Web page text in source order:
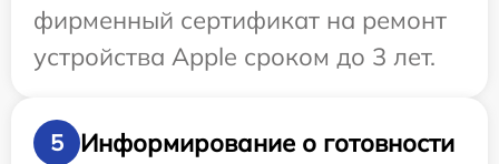
фирменный сертификат на ремонт
устройства Apple сроком до 3 лет.
5
Информирование о готовности